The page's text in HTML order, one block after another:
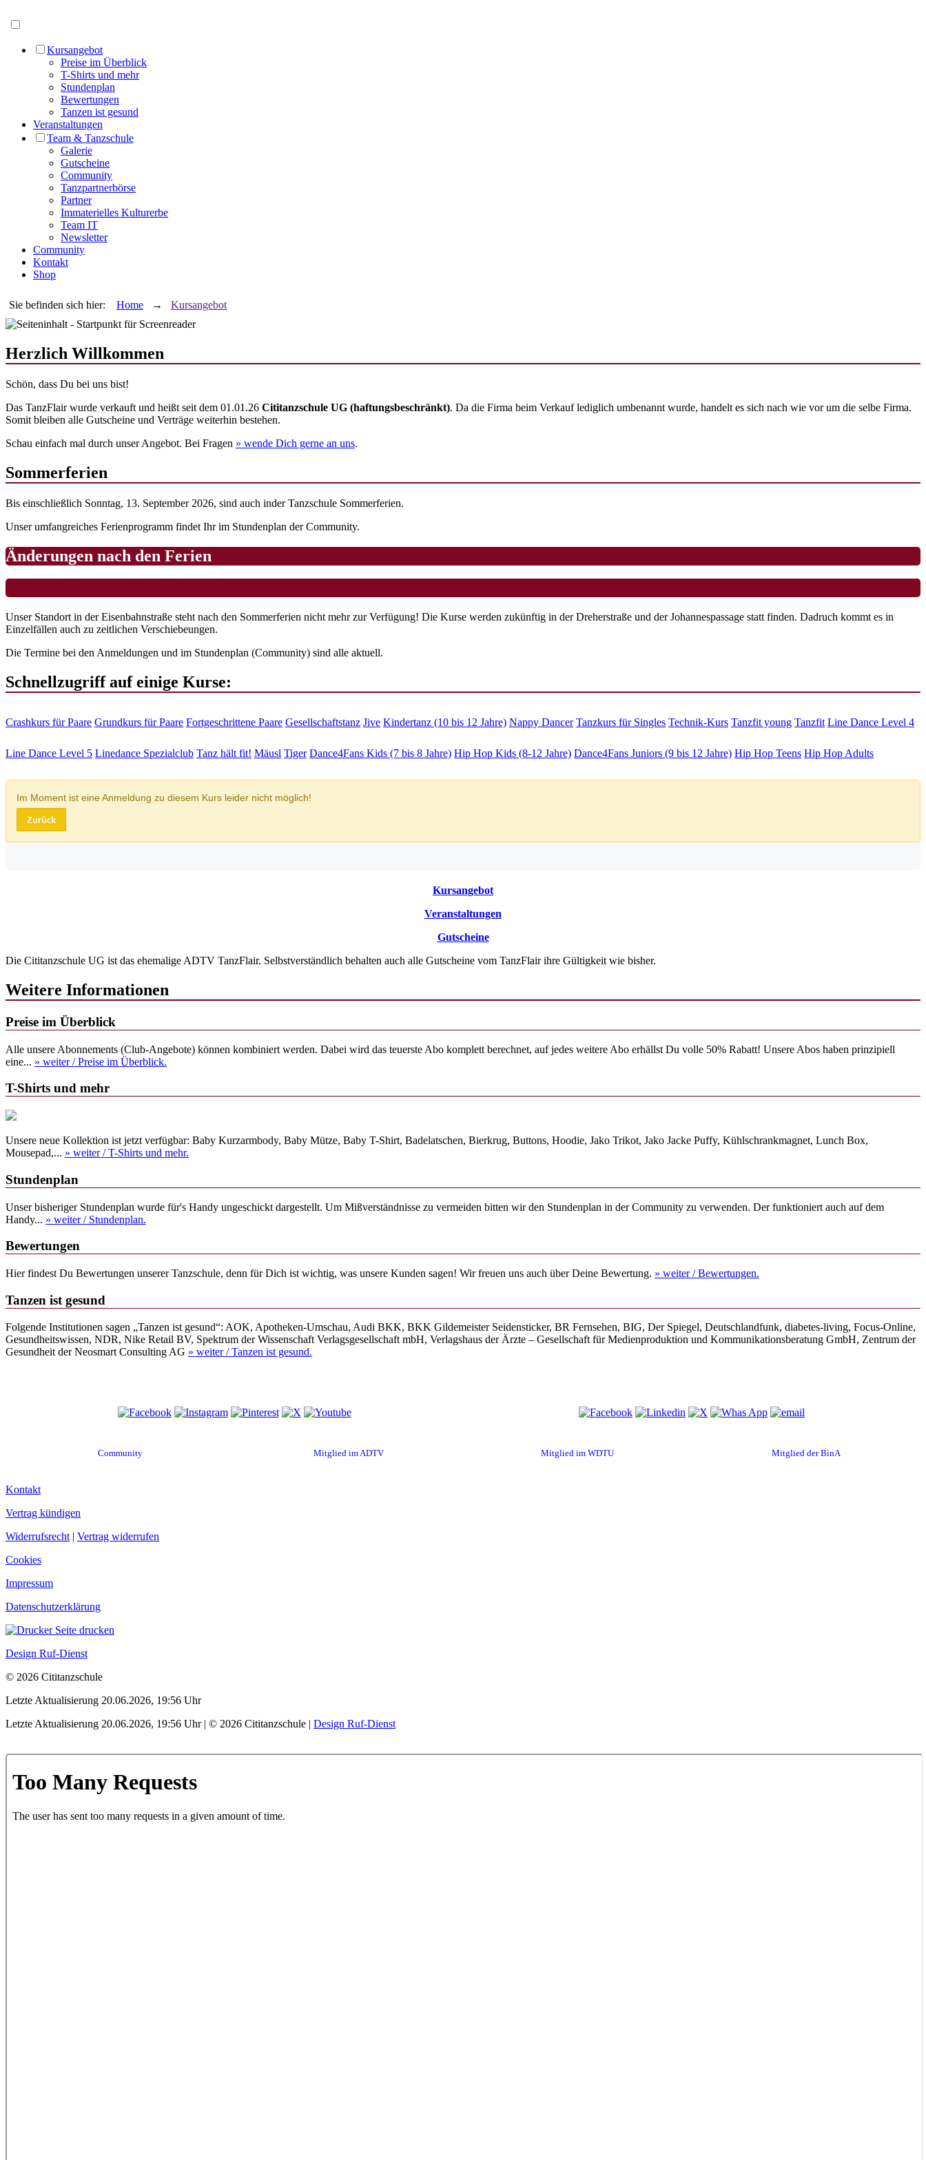
Kursangebot
Preise im Überblick
T-Shirts und mehr
Stundenplan
Bewertungen
Tanzen ist gesund
Veranstaltungen
Team & Tanzschule
Galerie
Gutscheine
Community
Tanzpartnerbörse
Partner
Immaterielles Kulturerbe
Team IT
Newsletter
Community
Kontakt
Shop
Sie befinden sich hier: Home → Kursangebot
Herzlich Willkommen
Schön, dass Du bei uns bist!
Das TanzFlair wurde verkauft und heißt seit dem 01.01.26 Cititanzschule UG (haftungsbeschränkt). Da die Firma beim Verkauf lediglich umbenannt wurde, handelt es sich nach wie vor um die selbe Firma.
Somit bleiben alle Gutscheine und Verträge weiterhin bestehen.
Schau einfach mal durch unser Angebot. Bei Fragen » wende Dich gerne an uns.
Sommerferien
Bis einschließlich Sonntag, 13. September 2026, sind auch inder Tanzschule Sommerferien.
Unser umfangreiches Ferienprogramm findet Ihr im Stundenplan der Community.
Änderungen nach den Ferien
Unser Standort in der Eisenbahnstraße steht nach den Sommerferien nicht mehr zur Verfügung! Die Kurse werden zukünftig in der Dreherstraße und der Johannespassage statt finden. Dadruch kommt es in
Einzelfällen auch zu zeitlichen Verschiebeungen.
Die Termine bei den Anmeldungen und im Stundenplan (Community) sind alle aktuell.
Schnellzugriff auf einige Kurse:
Crashkurs für Paare Grundkurs für Paare Fortgeschrittene Paare Gesellschaftstanz Jive Kindertanz (10 bis 12 Jahre) Nappy Dancer Tanzkurs für Singles Technik-Kurs Tanzfit young Tanzfit Line Dance Level 4
Line Dance Level 5 Linedance Spezialclub Tanz hält fit! Mäusl Tiger Dance4Fans Kids (7 bis 8 Jahre) Hip Hop Kids (8-12 Jahre) Dance4Fans Juniors (9 bis 12 Jahre) Hip Hop Teens Hip Hop Adults
Kursangebot
Veranstaltungen
Gutscheine
Die Cititanzschule UG ist das ehemalige ADTV TanzFlair. Selbstverständlich behalten auch alle Gutscheine vom TanzFlair ihre Gültigkeit wie bisher.
Weitere Informationen
Preise im Überblick
Alle unsere Abonnements (Club-Angebote) können kombiniert werden. Dabei wird das teuerste Abo komplett berechnet, auf jedes weitere Abo erhällst Du volle 50% Rabatt! Unsere Abos haben prinzipiell
eine... » weiter/ Preise im Überblick.
T-Shirts und mehr
Unsere neue Kollektion ist jetzt verfügbar: Baby Kurzarmbody, Baby Mütze, Baby T-Shirt, Badelatschen, Bierkrug, Buttons, Hoodie, Jako Trikot, Jako Jacke Puffy, Kühlschrankmagnet, Lunch Box,
Mousepad,... » weiter/ T-Shirts und mehr.
Stundenplan
Unser bisheriger Stundenplan wurde für's Handy ungeschickt dargestellt. Um Mißverständnisse zu vermeiden bitten wir den Stundenplan in der Community zu verwenden. Der funktioniert auch auf dem
Handy... » weiter/ Stundenplan.
Bewertungen
Hier findest Du Bewertungen unserer Tanzschule, denn für Dich ist wichtig, was unsere Kunden sagen! Wir freuen uns auch über Deine Bewertung. » weiter/ Bewertungen.
Tanzen ist gesund
Folgende Institutionen sagen „Tanzen ist gesund“: AOK, Apotheken-Umschau, Audi BKK, BKK Gildemeister Seidensticker, BR Fernsehen, BIG, Der Spiegel, Deutschlandfunk, diabetes-living, Focus-Online,
Gesundheitswissen, NDR, Nike Retail BV, Spektrum der Wissenschaft Verlagsgesellschaft mbH, Verlagshaus der Ärzte – Gesellschaft für Medienproduktion und Kommunikationsberatung GmbH, Zentrum der
Gesundheit der Neosmart Consulting AG » weiter/ Tanzen ist gesund.
Community Mitglied im ADTV Mitglied im WDTU Mitglied der BinA
Kontakt
Vertrag kündigen
Widerrufsrecht| Vertrag widerrufen
Cookies
Impressum
Datenschutzerklärung
Seite drucken
Design Ruf-Dienst
© 2026 Cititanzschule
Letzte Aktualisierung 20.06.2026, 19:56 Uhr
Letzte Aktualisierung 20.06.2026, 19:56 Uhr | © 2026 Cititanzschule | Design Ruf-Dienst